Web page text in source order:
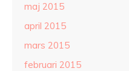
maj 2015
april 2015
mars 2015
februari 2015